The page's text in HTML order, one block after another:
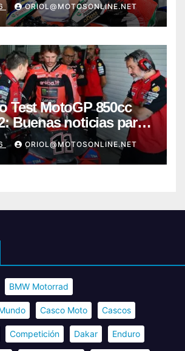
ORIOL@MOTOSONLINE.NET
Test MotoGP 850cc
Buenas noticias para
Acosta
ORIOL@MOTOSONLINE.NET
BMW Motorrad
Casco Moto Cascos
Competición Dakar Enduro